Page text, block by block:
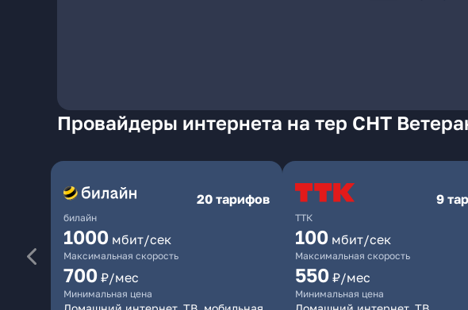
Провайдеры интернета на тер СНТ
билайн
20 тарифов
1000 мбит/сек
Максимальная скорость
700 ₽/мес
Минимальная цена
ТТК
9
100 мбит/сек
Максимальная скорость
550 ₽/мес
Минимальная цена